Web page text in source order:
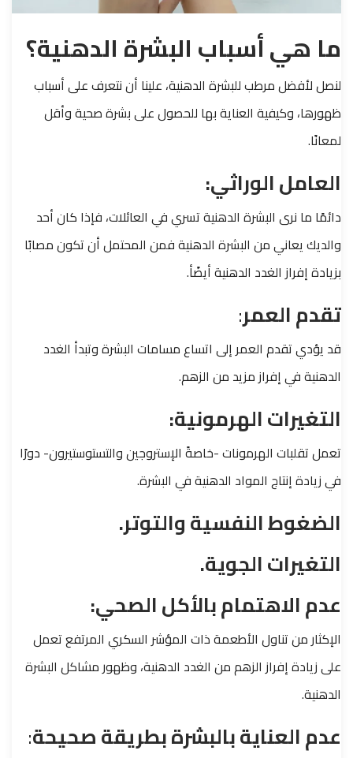
ما هي أسباب البشرة الدهنية؟
لنصل لأفضل مرطب للبشرة الدهنية، علينا أن نتعرف على أسباب
ظهورها، وكيفية العناية بها للحصول على بشرة صحية وأقل
لمعانًا.
العامل الوراثي:
دائمًا ما نرى البشرة الدهنية تسري في العائلات، فإذا كان أحد
والديك يعاني من البشرة الدهنية فمن المحتمل أن تكون مصابًا
بزيادة إفراز الغدد الدهنية أيضًأ.
تقدم العمر:
قد يؤدي تقدم العمر إلى اتساع مسامات البشرة وتبدأ الغدد
الدهنية في إفراز مزيد من الزهم.
التغيرات الهرمونية:
تعمل تقلبات الهرمونات -خاصةً الإستروجين والتستوستيرون- دورًا
في زيادة إنتاج المواد الدهنية في البشرة.
الضغوط النفسية والتوتر.
التغيرات الجوية.
عدم الاهتمام بالأكل الصحي:
الإكثار من تناول الأطعمة ذات المؤشر السكري المرتفع تعمل
على زيادة إفراز الزهم من الغدد الدهنية، وظهور مشاكل البشرة
الدهنية.
عدم العناية بالبشرة بطريقة صحيحة: